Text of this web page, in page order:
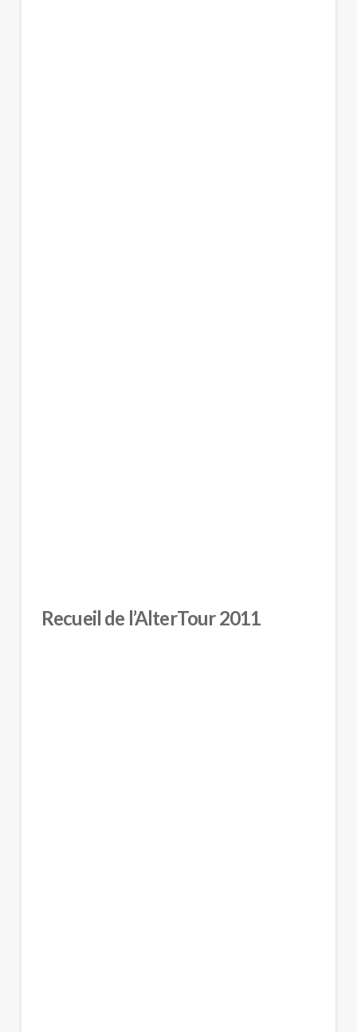
Recueil de l’AlterTour 2011